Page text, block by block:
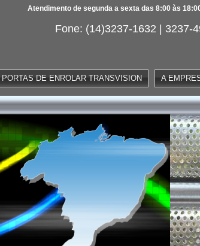
Atendimento de segunda a sexta das 8:00 às
Fone: (14)3237-1632 | 3237-
PORTAS DE ENROLAR TRANSVISION A